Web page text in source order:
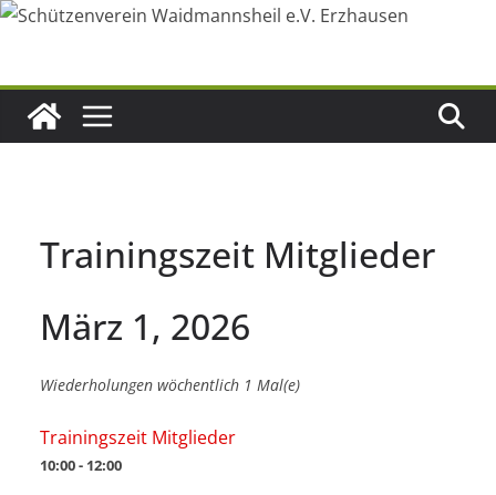
Zum
Trainingszeit Mitglieder
März 1, 2026
Wiederholungen wöchentlich 1 Mal(e)
Trainingszeit Mitglieder
10:00 - 12:00